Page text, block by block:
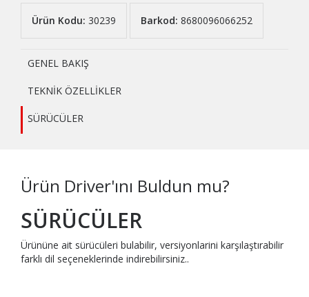
Ürün Kodu: 30239 Barkod: 8680096066252
GENEL BAKIŞ
TEKNİK ÖZELLİKLER
SÜRÜCÜLER
Ürün Driver'ını Buldun mu?
SÜRÜCÜLER
Ürününe ait sürücüleri bulabilir, versiyonlarini karşılaştırabilir
farklı dil seçeneklerinde indirebilirsiniz..